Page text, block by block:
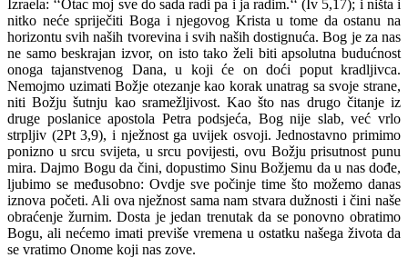
Izraela: ‘‘Otac moj sve do sada radi pa i ja radim.‘‘ (Iv 5,17); i ništa i
nitko neće spriječiti Boga i njegovog Krista u tome da ostanu na
horizontu svih naših tvorevina i svih naših dostignuća. Bog je za nas
ne samo beskrajan izvor, on isto tako želi biti apsolutna budućnost
onoga tajanstvenog Dana, u koji će on doći poput kradljivca.
Nemojmo uzimati Božje otezanje kao korak unatrag sa svoje strane,
niti Božju šutnju kao sramežljivost. Kao što nas drugo čitanje iz
druge poslanice apostola Petra podsjeća, Bog nije slab, već vrlo
strpljiv (2Pt 3,9), i nježnost ga uvijek osvoji. Jednostavno primimo
ponizno u srcu svijeta, u srcu povijesti, ovu Božju prisutnost punu
mira. Dajmo Bogu da čini, dopustimo Sinu Božjemu da u nas dođe,
ljubimo se međusobno: Ovdje sve počinje time što možemo danas
iznova početi. Ali ova nježnost sama nam stvara dužnosti i čini naše
obraćenje žurnim. Dosta je jedan trenutak da se ponovno obratimo
Bogu, ali nećemo imati previše vremena u ostatku našega života da
se vratimo Onome koji nas zove.